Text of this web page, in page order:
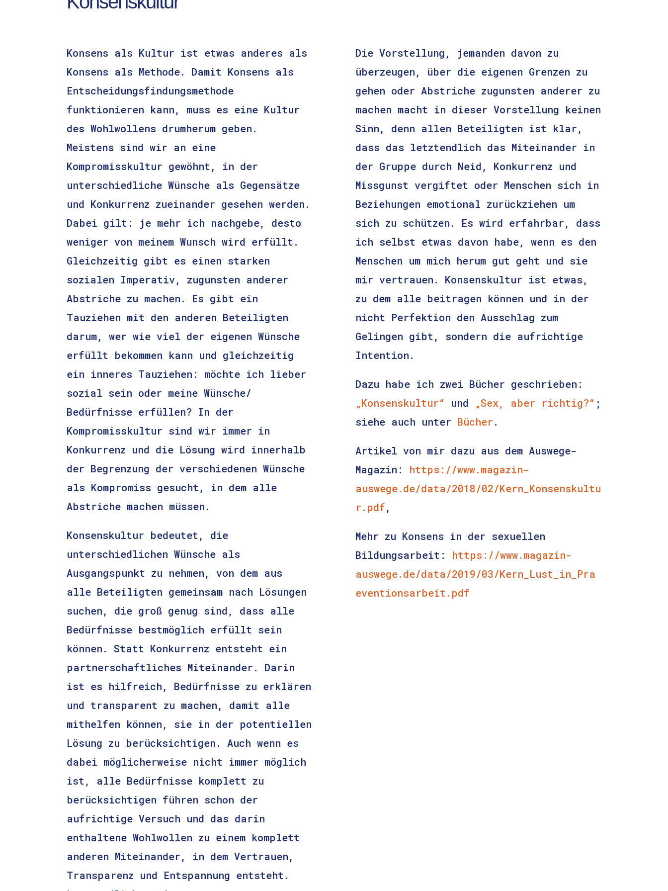
Konsens als Kultur ist etwas anderes als
Konsens als Methode. Damit Konsens als
Entscheidungsfindungsmethode
funktionieren kann, muss es eine Kultur
des Wohlwollens drumherum geben.
Meistens sind wir an eine
Kompromisskultur gewöhnt, in der
unterschiedliche Wünsche als Gegensätze
und Konkurrenz zueinander gesehen werden.
Dabei gilt: je mehr ich nachgebe, desto
weniger von meinem Wunsch wird erfüllt.
Gleichzeitig gibt es einen starken
sozialen Imperativ, zugunsten anderer
Abstriche zu machen. Es gibt ein
Tauziehen mit den anderen Beteiligten
darum, wer wie viel der eigenen Wünsche
erfüllt bekommen kann und gleichzeitig
ein inneres Tauziehen: möchte ich lieber
sozial sein oder meine Wünsche/
Bedürfnisse erfüllen? In der
Kompromisskultur sind wir immer in
Konkurrenz und die Lösung wird innerhalb
der Begrenzung der verschiedenen Wünsche
als Kompromiss gesucht, in dem alle
Abstriche machen müssen.
Konsenskultur bedeutet, die
unterschiedlichen Wünsche als
Ausgangspunkt zu nehmen, von dem aus
alle Beteiligten gemeinsam nach Lösungen
suchen, die groß genug sind, dass alle
Bedürfnisse bestmöglich erfüllt sein
können. Statt Konkurrenz entsteht ein
partnerschaftliches Miteinander. Darin
ist es hilfreich, Bedürfnisse zu erklären
und transparent zu machen, damit alle
mithelfen können, sie in der potentiellen
Lösung zu berücksichtigen. Auch wenn es
dabei möglicherweise nicht immer möglich
ist, alle Bedürfnisse komplett zu
berücksichtigen führen schon der
aufrichtige Versuch und das darin
enthaltene Wohlwollen zu einem komplett
anderen Miteinander, in dem Vertrauen,
Transparenz und Entspannung entsteht.
Die Vorstellung, jemanden davon zu
überzeugen, über die eigenen Grenzen zu
gehen oder Abstriche zugunsten anderer zu
machen macht in dieser Vorstellung keinen
Sinn, denn allen Beteiligten ist klar,
dass das letztendlich das Miteinander in
der Gruppe durch Neid, Konkurrenz und
Missgunst vergiftet oder Menschen sich in
Beziehungen emotional zurückziehen um
sich zu schützen. Es wird erfahrbar, dass
ich selbst etwas davon habe, wenn es den
Menschen um mich herum gut geht und sie
mir vertrauen. Konsenskultur ist etwas,
zu dem alle beitragen können und in der
nicht Perfektion den Ausschlag zum
Gelingen gibt, sondern die aufrichtige
Intention.
Dazu habe ich zwei Bücher geschrieben:
„Konsenskultur“
und „Sex, aber richtig?“ ;
siehe auch unter Bücher.
Artikel von mir dazu aus dem Auswege-
Magazin: https://www.magazin-
auswege.de/data/2018/02/Kern_Konsenskultu
r.pdf,
Mehr zu Konsens in der sexuellen
Bildungsarbeit: https://www.magazin-
auswege.de/data/2019/03/Kern_Lust_in_Pra
eventionsarbeit.pdf